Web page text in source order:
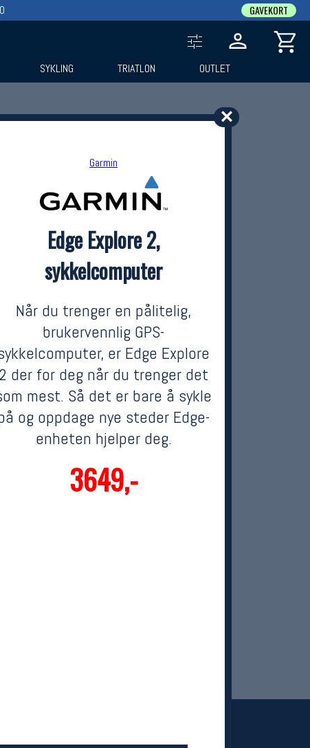
✕
Garmin
Edge Explore 2,
sykkelcomputer
Når du trenger en pålitelig,
brukervennlig GPS-
er Edge Explore
2 der for deg når du trenger det
mest. Så det er bare å sykle
og oppdage nye steder Edge-
enheten hjelper deg.
3649,-
GAVEKORT
SYKLING TRIATLON OUTLET